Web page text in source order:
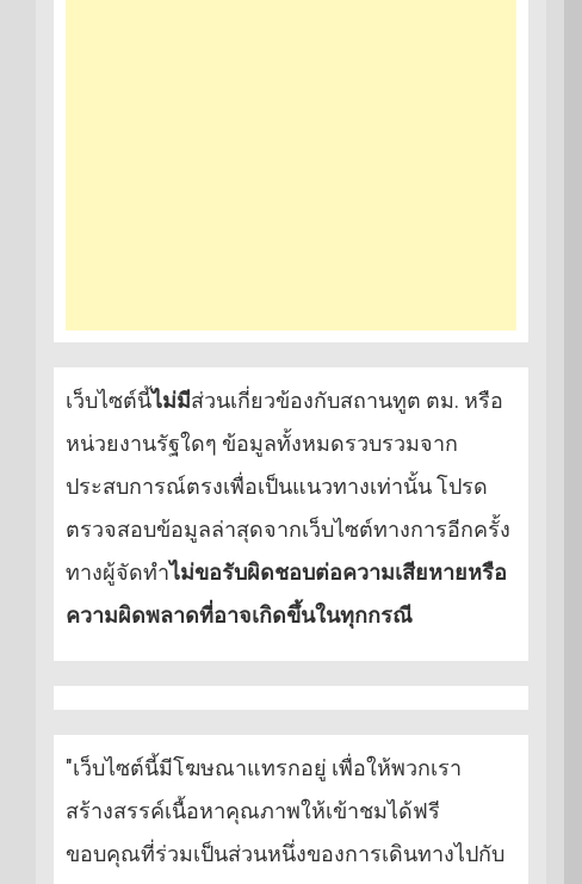
เว็บไซต์นี้ไม่มีส่วนเกี่ยวข้องกับสถานทูต ตม. หรือ
หน่วยงานรัฐใดๆ ข้อมูลทั้งหมดรวบรวมจาก
ประสบการณ์ตรงเพื่อเป็นแนวทางเท่านั้น โปรด
ตรวจสอบข้อมูลล่าสุดจากเว็บไซต์ทางการอีกครั้ง
ทางผู้จัดทำไม่ขอรับผิดชอบต่อความเสียหายหรือ
ความผิดพลาดที่อาจเกิดขึ้นในทุกกรณี
"เว็บไซต์นี้มีโฆษณาแทรกอยู่ เพื่อให้พวกเรา
สร้างสรรค์เนื้อหาคุณภาพให้เข้าชมได้ฟรี
ขอบคุณที่ร่วมเป็นส่วนหนึ่งของการเดินทางไปกับ